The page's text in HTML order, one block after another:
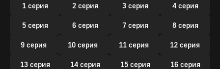
1 серия
2 серия 3 серия 4 серия
5 серия 6 серия 7 серия 8 серия
9 серия 10 серия 11 серия 12 серия
13 серия 14 серия 15 серия 16 серия